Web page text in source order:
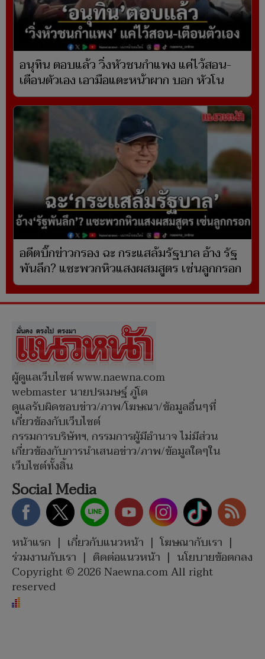
อนุทิน ตอบแล้ว วิ่งหัวชนกำแพง แค่ไว้สอน-
เตือนตัวเอง เอามือแตะหน้าผาก บอก หัวโน
อดีตบิ๊กข่าวกรอง ฉะ กระแสล้มรัฐบาล อ้าง รัฐ
พันลึก? แซะพวกหิวแสงผสมสูตร เซ่นลูกกรอก
ผู้ดูแลเว็บไซต์ www.naewna.com
webmaster นายปรเมษฐ์ ภู่โต
ดูแลรับผิดชอบข่าว/ภาพ/โฆษณา/ข้อมูลอื่นๆที่
เกี่ยวข้องกับเว็บไซต์
กรรมการบริษัทฯ, กรรมการผู้มีอำนาจ ไม่มีส่วน
เกี่ยวข้องกับการนำเสนอข่าว/ภาพ/ข้อมูลใดๆใน
เว็บไซต์ทั้งสิ้น
Social Media
หน้าแรก | เกี่ยวกับแนวหน้า | โฆษณากับเรา |
ร่วมงานกับเรา | ติดต่อแนวหน้า | นโยบายข้อตกลง
Copyright © 2026 Naewna.com All right
reserved